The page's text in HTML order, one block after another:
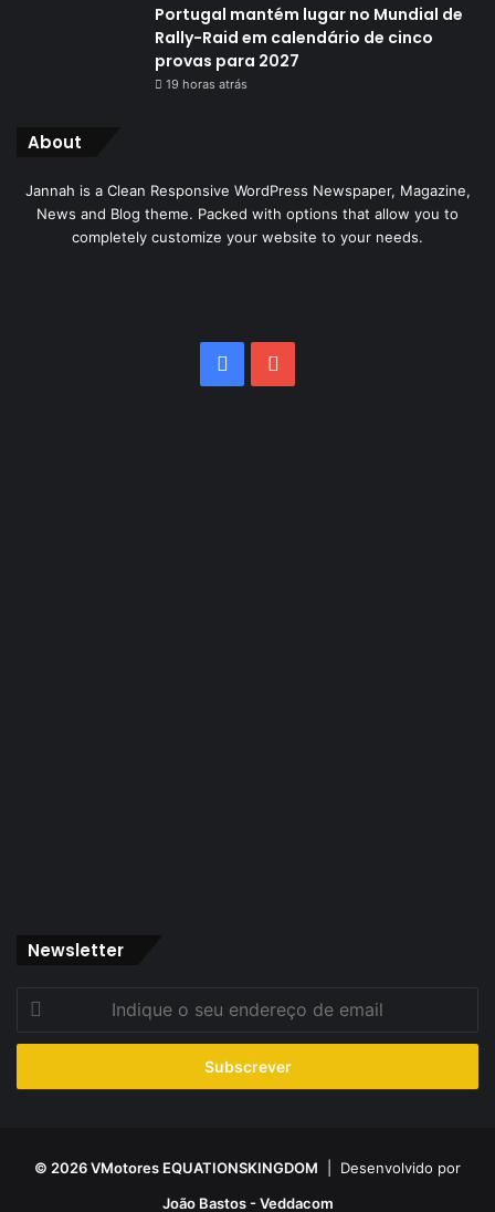
Portugal mantém lugar no Mundial de
Rally-Raid em calendário de cinco
provas para 2027
19 horas atrás
About
Jannah is a Clean Responsive WordPress Newspaper, Magazine,
News and Blog theme. Packed with options that allow you to
completely customize your website to your needs.
Facebook
Newsletter
seu
de
© 2026 VMotores EQUATIONSKINGDOM | Desenvolvido por
João Bastos - Veddacom